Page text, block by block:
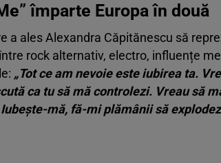
împarte Europa în două
a ales Alexandra Căpitănescu să
rock alternativ, electro, influențe
„Tot ce am nevoie este iubirea ta.
ca tu să mă controlezi. Vreau să
mă, fă-mi plămânii să